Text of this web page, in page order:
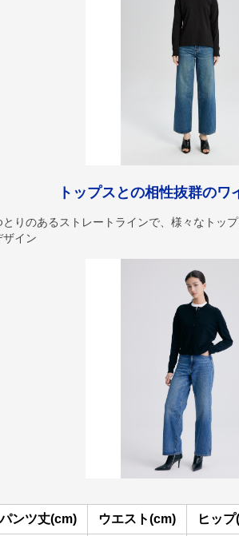
トップスとの相性抜群のワ
とりのあるストレートラインで、様々なトッ
ザイン
パンツ丈(cm) ウエスト(cm) ヒッ